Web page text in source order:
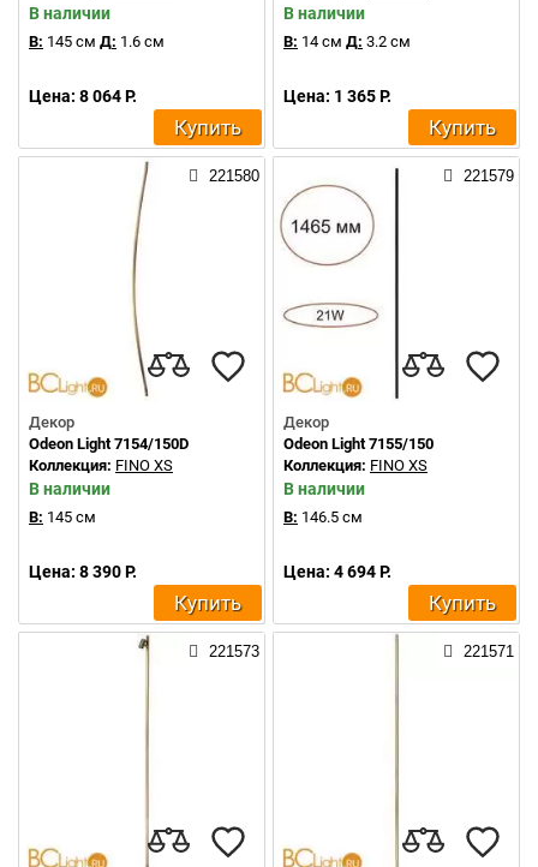
В наличии
В: 145 см Д: 1.6 см
Цена: 8 064 Р.
Купить
В наличии
В: 14 см Д: 3.2 см
Цена: 1 365 Р.
Купить
221580
Декор
Odeon Light 7154/150D
Коллекция: FINO XS
В наличии
В: 145 см
Цена: 8 390 Р.
Купить
221579
Декор
Odeon Light 7155/150
Коллекция: FINO XS
В наличии
В: 146.5 см
Цена: 4 694 Р.
Купить
221573 221571